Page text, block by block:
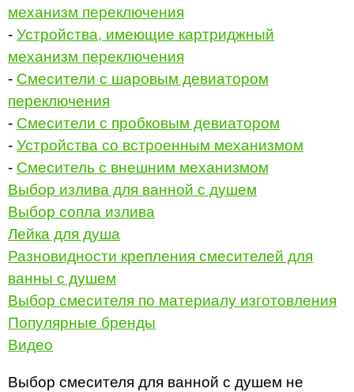
механизм переключения
- Устройства, имеющие картриджный
механизм переключения
- Смесители с шаровым девиатором
переключения
- Смесители с пробковым девиатором
- Устройства со встроенным механизмом
- Смеситель с внешним механизмом
Выбор излива для ванной с душем
Выбор сопла излива
Лейка для душа
Разновидности крепления смесителей для
ванны с душем
Выбор смесителя по материалу изготовления
Популярные бренды
Видео
Выбор смесителя для ванной с душем не